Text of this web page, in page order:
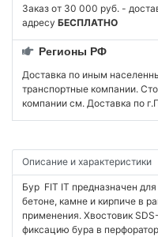
Заказ от 30 000 руб. -
адресу БЕСПЛАТНО
Регионы РФ
Доставка по иным
транспортные компании.
компании см. Доставка по
Описание и характеристики
Бур FIT IT предназначен
бетоне, камне и кирпиче в
применения. Хвостовик
фиксацию бура в